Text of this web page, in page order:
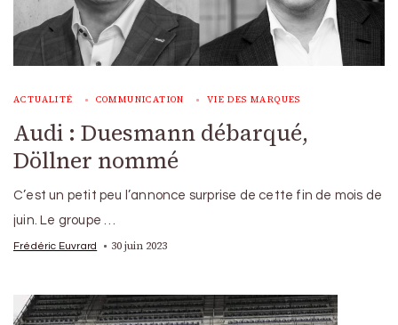
ACTUALITÉ COMMUNICATION VIE DES MARQUES
Audi : Duesmann débarqué,
Döllner nommé
C’est un petit peu l’annonce surprise de cette fin de mois de
juin. Le groupe …
Frédéric Euvrard 30 juin 2023